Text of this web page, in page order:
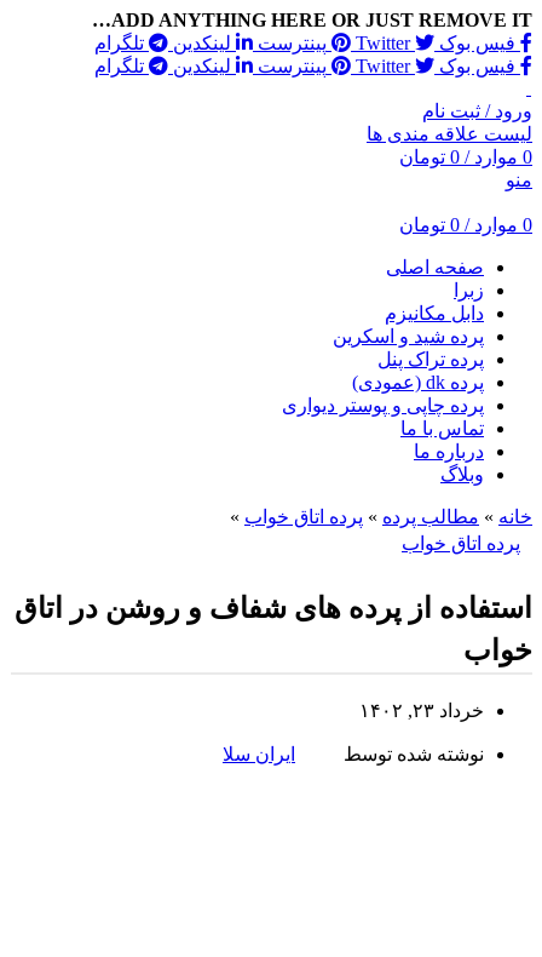
ADD ANYTHING HERE OR JUST REMOVE IT…
فیس بوک
Twitter پینترست لینکدین
تلگرام
فیس بوک
Twitter پینترست لینکدین تلگرام
ورود / ثبت نام
لیست علاقه مندی ها
0 موارد /
0 تومان
منو
0 موارد /
0 تومان
صفحه اصلی
زبرا
دابل مکانیزم
پرده شید و اسکرین
پرده تراک پنل
پرده dk (عمودی)
پرده چاپی و پوستر دیواری
تماس با ما
درباره ما
وبلاگ
خانه » مطالب پرده » پرده اتاق خواب »
پرده اتاق خواب
استفاده از پرده های شفاف و روشن در اتاق
خواب
خرداد ۲۳, ۱۴۰۲
نوشته شده توسط ایران سلا